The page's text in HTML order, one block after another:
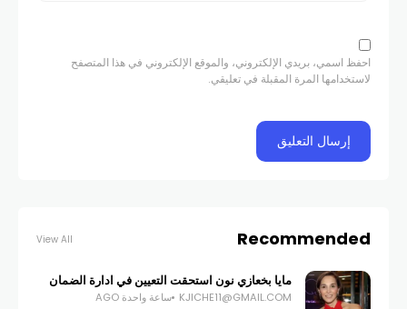
احفظ اسمي، بريدي الإلكتروني، والموقع الإلكتروني في هذا المتصفح
لاستخدامها المرة المقبلة في تعليقي.
Recommended
View All
مايا بخعازي نون استحقت التعيين في ادارة الضمان
KJICHE11@GMAIL.COM ساعة واحدة AGO